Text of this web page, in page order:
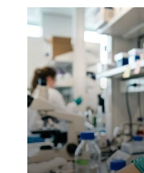
Zaburzenia
z wieloma
ma znaczenie
metabolizmu,
Naukowcy